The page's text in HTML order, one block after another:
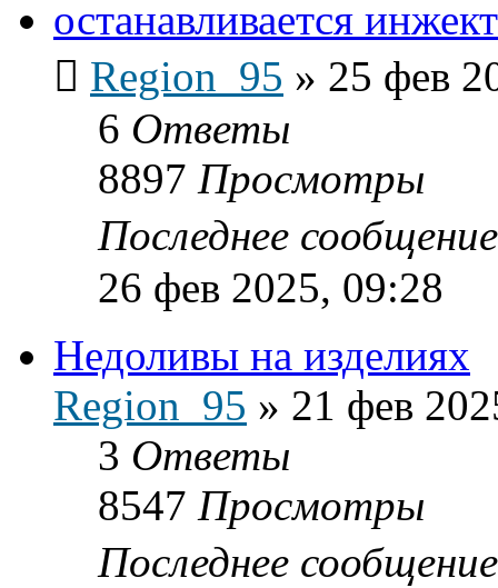
останавливается
Region_95 » 25 фев
6 Ответы
8897 Просмотры
Последнее
26 фев 2025, 09:28
Недоливы на изделиях
Region_95 » 21 фев
3 Ответы
8547 Просмотры
Последнее